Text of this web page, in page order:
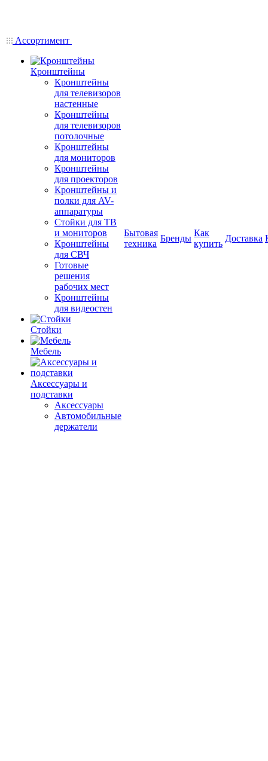
Ассортимент
Кронштейны
Кронштейны
для телевизоров
настенные
Кронштейны
для телевизоров
потолочные
Кронштейны
для мониторов
Кронштейны
для проекторов
Кронштейны и
полки для AV-
аппаратуры
Стойки для ТВ
и мониторов
Кронштейны
для СВЧ
Готовые
решения
рабочих мест
Кронштейны
для видеостен
Стойки
Мебель
Аксессуары и
подставки
Аксессуары
Автомобильные
держатели
Бытовая
техника
Бренды
Как
купить
Доставка